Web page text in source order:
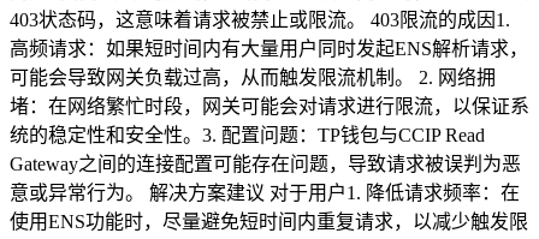
403状态码，这意味着请求被禁止或限流。 403限流的成因1.
高频请求：如果短时间内有大量用户同时发起ENS解析请求，
可能会导致网关负载过高，从而触发限流机制。 2. 网络拥
堵：在网络繁忙时段，网关可能会对请求进行限流，以保证系
统的稳定性和安全性。3. 配置问题：TP钱包与CCIP Read
Gateway之间的连接配置可能存在问题，导致请求被误判为恶
意或异常行为。 解决方案建议 对于用户1. 降低请求频率：在
使用ENS功能时，尽量避免短时间内重复请求，以减少触发限